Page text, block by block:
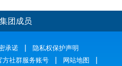
集团成员
元大银行
承诺
隐私权保护声明
方社群服务账号
网站地图